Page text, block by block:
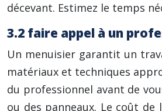
décevant. Estimez le temps
3.2 faire appel à un
Un menuisier garantit un
matériaux et techniques
du professionnel avant de
ou des panneaux. Le coût